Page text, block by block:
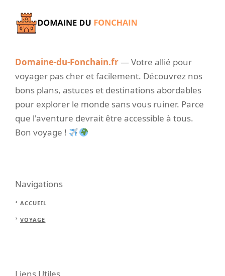
Domaine-du-Fonchain.fr— Votre allié pour
voyager pas cher et facilement. Découvrez nos
bons plans, astuces et destinations abordables
pour explorer le monde sans vous ruiner. Parce
que l'aventure devrait être accessible à tous.
Bon voyage !
Navigations
ACCUEIL
VOYAGE